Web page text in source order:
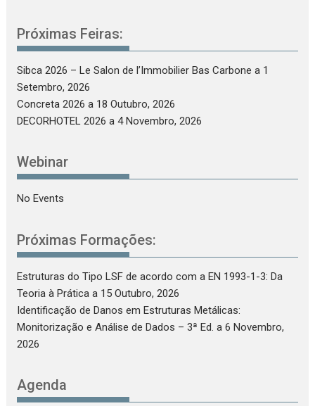
Próximas Feiras:
Sibca 2026 – Le Salon de l’Immobilier Bas Carbone a 1
Setembro, 2026
Concreta 2026 a 18 Outubro, 2026
DECORHOTEL 2026 a 4 Novembro, 2026
Webinar
No Events
Próximas Formações:
Estruturas do Tipo LSF de acordo com a EN 1993-1-3: Da
Teoria à Prática a 15 Outubro, 2026
Identificação de Danos em Estruturas Metálicas:
Monitorização e Análise de Dados – 3ª Ed. a 6 Novembro,
2026
Agenda